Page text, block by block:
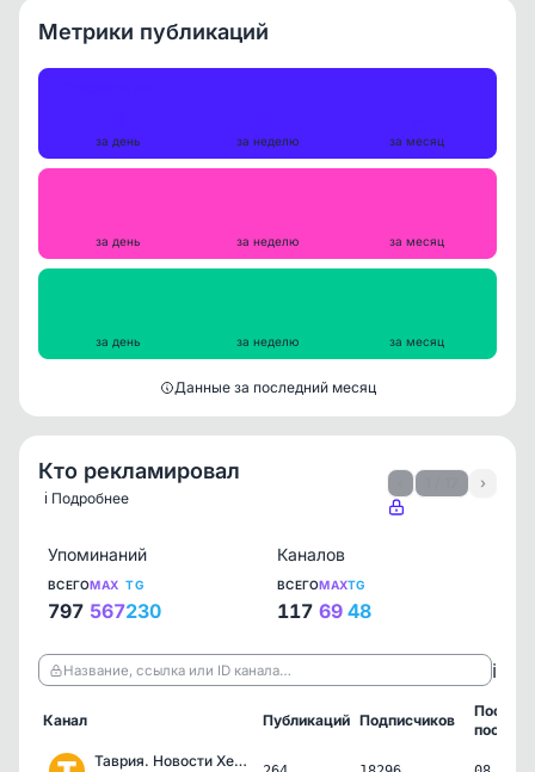
Метрики публикаций
за день за неделю за месяц
за день за неделю за месяц
за день за неделю за месяц
Данные за последний месяц
Кто рекламировал
ℹ️ Подробнее
›
Упоминаний
ВСЕГО
797
MAX
567
TG
230
Каналов
ВСЕГО
117
MAX
69
TG
48
Название, ссылка или ID канала… ℹ️
Канал Публикаций Подписчиков
пост
Таврия. Новости Херсонск…